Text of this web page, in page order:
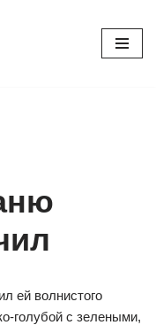
ей волнистого
голубой с зелеными,